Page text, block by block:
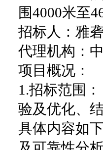
围4000米至
招标人：雅
代理机构：
项目概况：
1.招标范围
验及优化、
具体内容如